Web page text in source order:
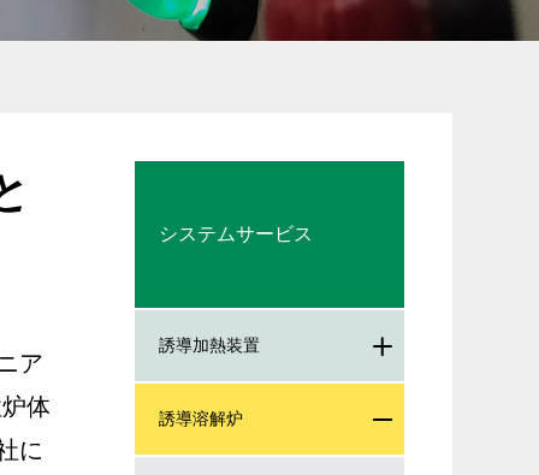
ア
体
に
システムサービス
誘導加熱装置
誘導溶解炉